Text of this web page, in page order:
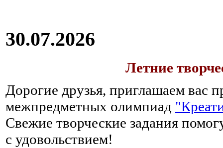
30.07.2026
Летние
Дорогие друзья, приглашаем вас
межпредметных олимпиад
Свежие творческие задания
с удовольствием!